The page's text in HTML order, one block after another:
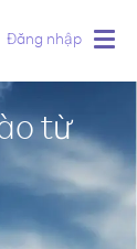
Đăng nhập
từ